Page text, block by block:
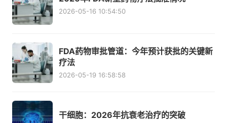
2026-05-16 10:54:50
FDA药物审批管道：今年预计获批的关键新
疗法
2026-05-19 16:58:58
干细胞：2026年抗衰老治疗的突破